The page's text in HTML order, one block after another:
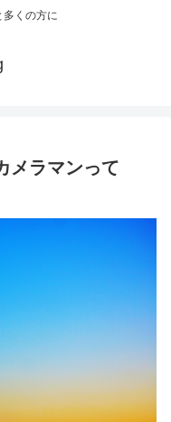
くの方に
メラマンって